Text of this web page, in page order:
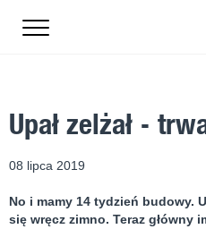
Upał zelżał -
08 lipca 2019
No i mamy 14 tydzień budowy.
się wręcz zimno. Teraz główny